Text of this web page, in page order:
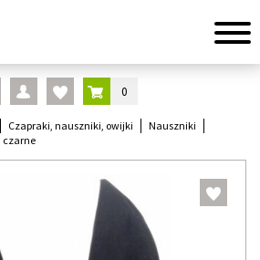
0
Czapraki, nauszniki, owijki
Nauszniki
czarne